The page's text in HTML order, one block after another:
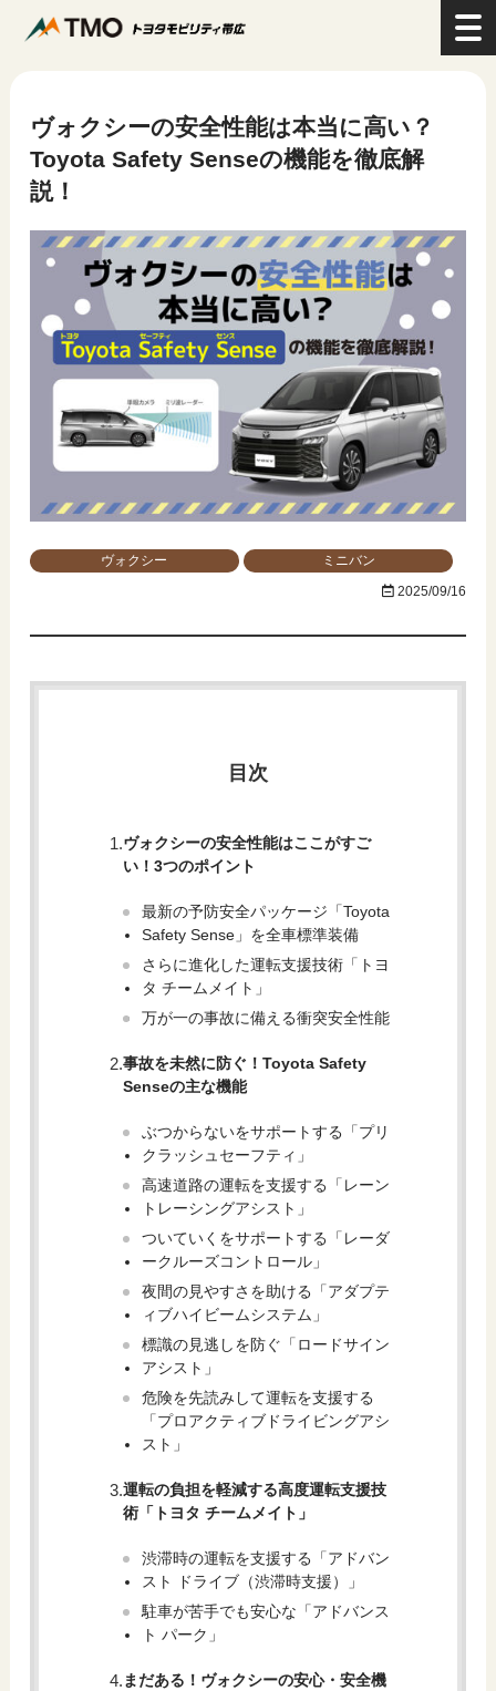
>コラム >ヴォクシーの安全性能は本当に高い？Toyota Safety Senseの機能を徹底解
ヴォクシーの安全性能は本当に高い？
Toyota Safety Senseの機能を徹底解
説！
ヴォクシー
ミニバン
2025/09/16
目次
ヴォクシーの安全性能はここがすご
い！3つのポイント
最新の予防安全パッケージ「Toyota
Safety Sense」を全車標準装備
さらに進化した運転支援技術「トヨ
タ チームメイト」
万が一の事故に備える衝突安全性能
事故を未然に防ぐ！Toyota Safety
Senseの主な機能
ぶつからないをサポートする「プリ
クラッシュセーフティ」
高速道路の運転を支援する「レーン
トレーシングアシスト」
ついていくをサポートする「レーダ
ークルーズコントロール」
夜間の見やすさを助ける「アダプテ
ィブハイビームシステム」
標識の見逃しを防ぐ「ロードサイン
アシスト」
危険を先読みして運転を支援する
「プロアクティブドライビングアシ
スト」
運転の負担を軽減する高度運転支援技
術「トヨタ チームメイト」
渋滞時の運転を支援する「アドバン
スト ドライブ（渋滞時支援）」
駐車が苦手でも安心な「アドバンス
ト パーク」
まだある！ヴォクシーの安心・安全機